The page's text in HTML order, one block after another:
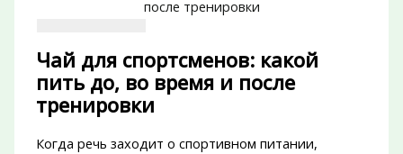
Чай для спортсменов: какой
пить до, во время и после
тренировки
Когда речь заходит о спортивном питании,